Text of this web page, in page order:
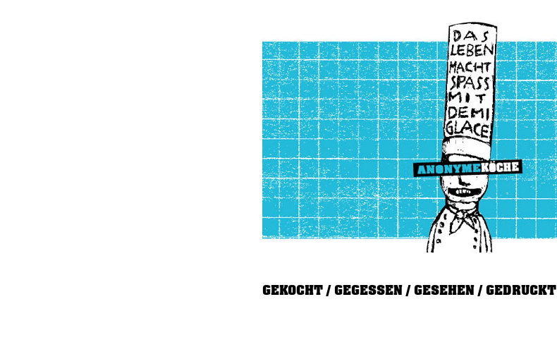
GEKOCHT GEGESSEN GESEHEN GEDRUCKT